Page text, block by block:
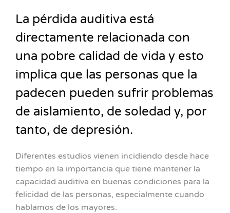
La pérdida auditiva está
directamente relacionada con
una pobre calidad de vida y esto
implica que las personas que la
padecen pueden sufrir problemas
de aislamiento, de soledad y, por
tanto, de depresión.
Diferentes estudios vienen incidiendo desde hace
tiempo en la importancia que tiene mantener la
capacidad auditiva en buenas condiciones para la
felicidad de las personas, especialmente cuando
hablamos de los mayores.